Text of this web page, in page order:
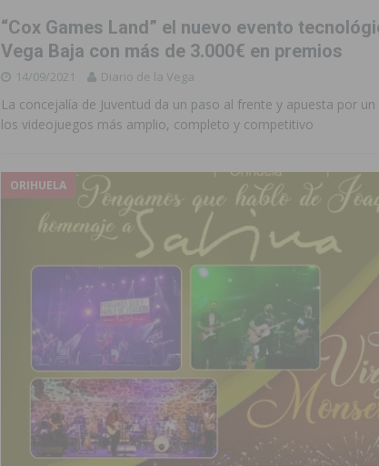
“Cox Games Land” el nuevo evento
Vega Baja con más de 3.000€ en premios
14/09/2021 Diario de la Vega
La concejalía de Juventud da un paso al frente y apuesta por
los videojuegos más amplio, completo y competitivo
ORIHUELA